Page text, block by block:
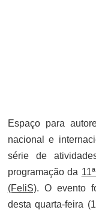
Espaço para
nacional e
série de
programação da
(FeliS). O evento
desta quarta-feira